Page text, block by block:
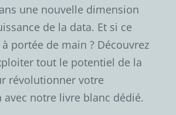
une nouvelle dimension
de la data. Et si ce
portée de main ? Découvrez
tout le potentiel de la
révolutionner votre
avec notre livre blanc dédié.